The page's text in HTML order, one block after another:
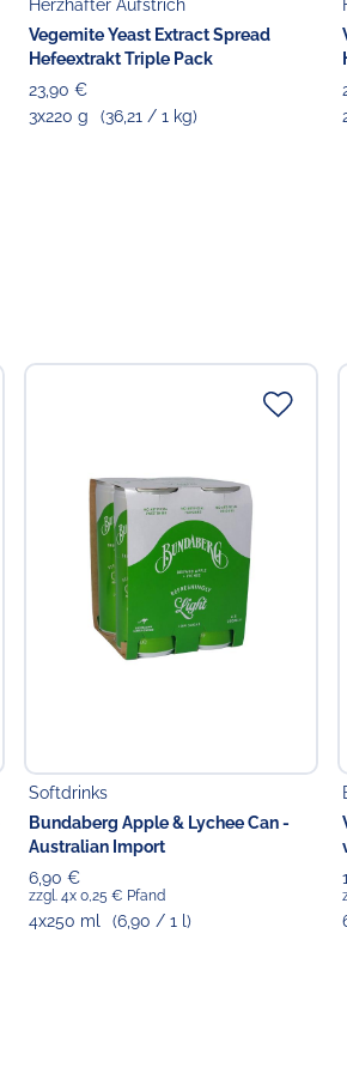
Herzhafter Aufstrich
Vegemite Yeast Extract Spread
Hefeextrakt Triple Pack
23,90 €
3x220 g
(36,21 / 1 kg)
Softdrinks
Bundaberg Apple & Lychee Can -
Australian Import
6,90 €
zzgl. 4x 0,25 € Pfand
4x250 ml (6,90 / 1 l)